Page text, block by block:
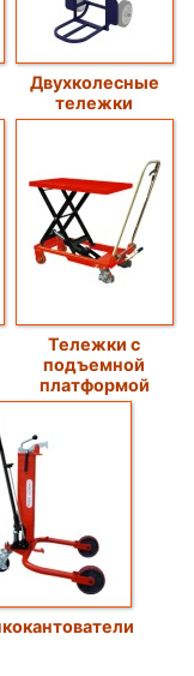
Двухколесные
тележки
Тележки с
подъемной
платформой